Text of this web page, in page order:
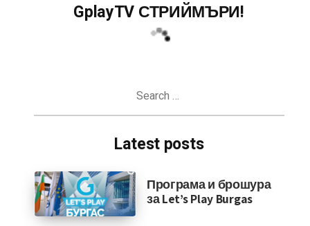
GplayTV СТРИЙМЪРИ!
Latest posts
Програма и брошура
за Let’s Play Burgas